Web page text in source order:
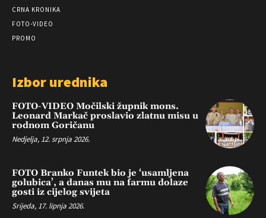
CRNA KRONIKA
FOTO-VIDEO
PROMO
Izbor urednika
FOTO-VIDEO Močilski župnik mons.
Leonard Markač proslavio zlatnu misu u
rodnom Goričanu
Nedjelja, 12. srpnja 2026.
FOTO Branko Funtek bio je ‘usamljena
golubica’, a danas mu na farmu dolaze
gosti iz cijelog svijeta
Srijeda, 17. lipnja 2026.